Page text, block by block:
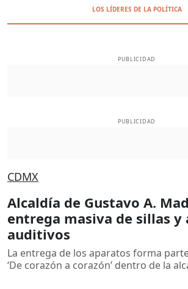
LOS LÍDERES DE LA POLÍTICA
PUBLICIDAD
PUBLICIDAD
CDMX
Alcaldía de Gustavo A.
entrega masiva de sillas y
auditivos
La entrega de los aparatos forma
‘De corazón a corazón’ dentro de la